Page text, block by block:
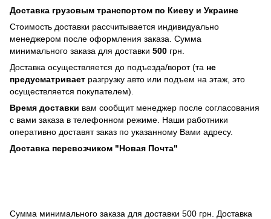
Доставка грузовым транспортом по Киеву и Украине
Стоимость доставки рассчитывается индивидуально
менеджером после оформления заказа. Сумма
минимального заказа для доставки 500 грн.
Доставка осуществляется до подъезда/ворот (та не
предусматривает разгрузку авто или подъем на этаж, это
осуществляется покупателем).
Время доставки вам сообщит менеджер после согласования
с вами заказа в телефонном режиме. Наши работники
оперативно доставят заказ по указанному Вами адресу.
Доставка перевозчиком "Новая Почта"
Сумма минимального заказа для доставки 500 грн. Доставка